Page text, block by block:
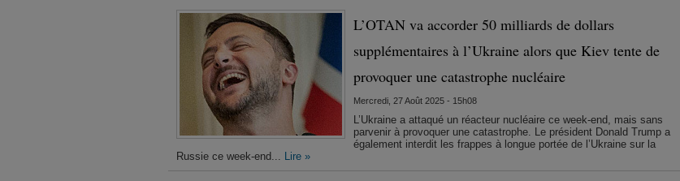
L’OTAN va accorder 50 milliards de dollars
supplémentaires à l’Ukraine alors que Kiev tente de
provoquer une catastrophe nucléaire
Mercredi, 27 Août 2025 - 15h08
L’Ukraine a attaqué un réacteur nucléaire ce week-end, mais sans
parvenir à provoquer une catastrophe. Le président Donald Trump a
également interdit les frappes à longue portée de l’Ukraine sur la
Russie ce week-end... Lire »